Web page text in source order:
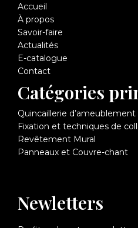
Accueil
À propos
Savoir-faire
Actualités
E-catalogue
Contact
Catégories
Quincaillerie d’ameublement
Fixation et techniques de
Revêtement Mural
Panneaux et Couvre-chant
Newletters